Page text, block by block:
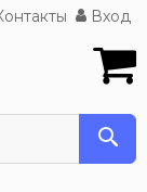
Вход